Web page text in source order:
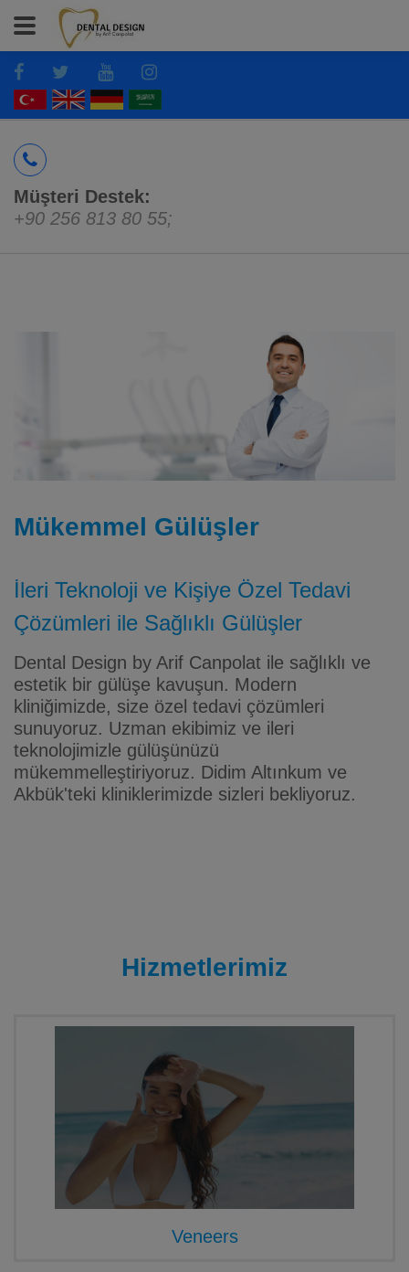
Müşteri Destek:
+90 256 813 80 55;
Mükemmel Gülüşler
İleri Teknoloji ve Kişiye Özel Tedavi
Çözümleri ile Sağlıklı Gülüşler
Dental Design by Arif Canpolat ile sağlıklı ve
estetik bir gülüşe kavuşun. Modern
kliniğimizde, size özel tedavi çözümleri
sunuyoruz. Uzman ekibimiz ve ileri
teknolojimizle gülüşünüzü
mükemmelleştiriyoruz. Didim Altınkum ve
Akbük'teki kliniklerimizde sizleri bekliyoruz.
Hizmetlerimiz
Veneers